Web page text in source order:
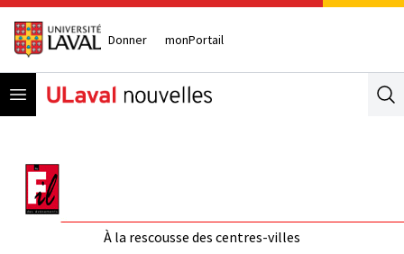
Donner monPortail
Open menu
À la rescousse des centres-villes